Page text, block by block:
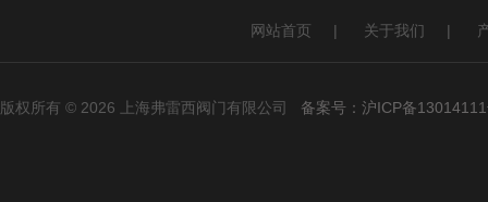
网站首页 | 关于我们 |
版权所有 © 2026 上海弗雷西阀门有限公司 备案号：沪ICP备